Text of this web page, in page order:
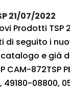
21/07/2022
Prodotti TSP
di seguito i
catalogo e già
CAM-872TSP
08800,